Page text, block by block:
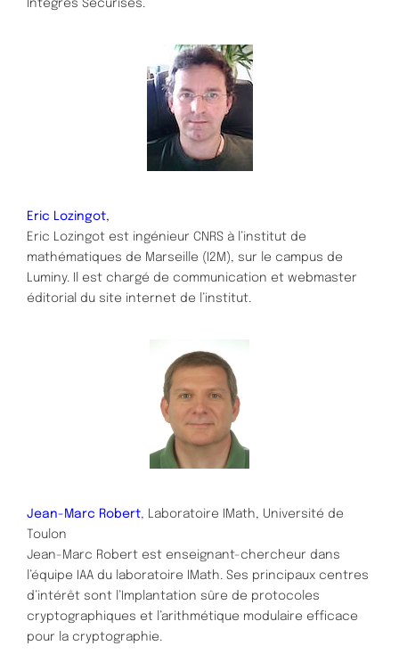
Intégrés Sécurisés.
Eric Lozingot,
Eric Lozingot est ingénieur CNRS à l’institut de
mathématiques de Marseille (I2M), sur le campus de
Luminy. Il est chargé de communication et webmaster
éditorial du site internet de l’institut.
Jean-Marc Robert, Laboratoire IMath, Université de
Toulon
Jean-Marc Robert est enseignant-chercheur dans
l’équipe IAA du laboratoire IMath. Ses principaux centres
d’intérêt sont l’Implantation sûre de protocoles
cryptographiques et l’arithmétique modulaire efficace
pour la cryptographie.